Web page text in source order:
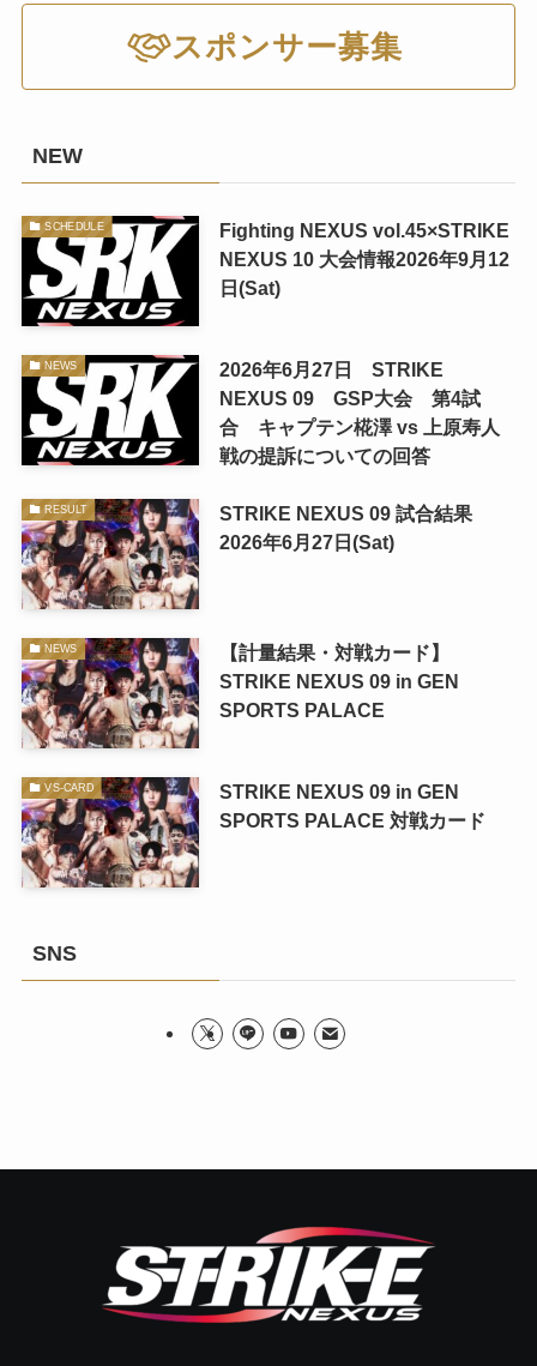
スポンサー募集
NEW
SCHEDULE
Fighting NEXUS vol.45×STRIKE
NEXUS 10 大会情報2026年9月12
日(Sat)
NEWS
2026年6月27日 STRIKE
NEXUS 09 GSP大会 第4試
合 キャプテン椛澤 vs 上原寿人
戦の提訴についての回答
RESULT
STRIKE NEXUS 09 試合結果
2026年6月27日(Sat)
NEWS
【計量結果・対戦カード】
STRIKE NEXUS 09 in GEN
SPORTS PALACE
VS-CARD
STRIKE NEXUS 09 in GEN
SPORTS PALACE 対戦カード
SNS